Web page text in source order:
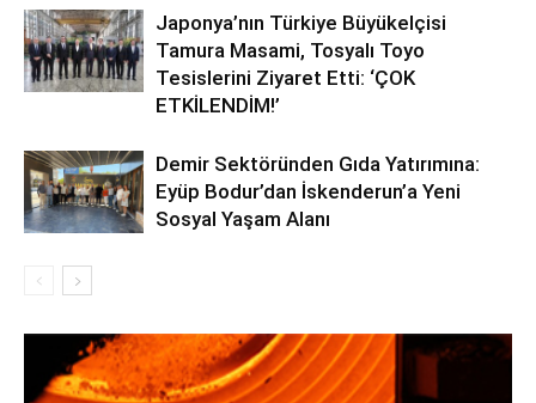
Japonya’nın Türkiye Büyükelçisi
Tamura Masami, Tosyalı Toyo
Tesislerini Ziyaret Etti: ‘ÇOK
ETKİLENDİM!’
Demir Sektöründen Gıda Yatırımına:
Eyüp Bodur’dan İskenderun’a Yeni
Sosyal Yaşam Alanı